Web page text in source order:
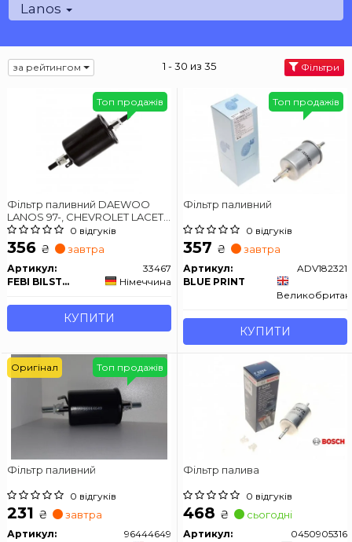
Lanos
за рейтингом 1 - 30 из 35 Фільтри
Фільтр паливний DAEWOO
LANOS 97-, CHEVROLET LACETTI
05- (вир-во FEBI)0 відгуків
356 ₴ завтра
Артикул:
33467
FEBI BILSTEIN
Німеччина
КУПИТИ
Топ продажів
Фільтр паливний
0 відгуків
357 ₴ завтра
Артикул:
ADV182321
BLUE PRINT
КУПИТИ
Топ продажів
Фільтр паливний
0 відгуків
231 ₴ завтра
Артикул:
96444649
Топ продажів
Оригінал
Фільтр палива
0 відгуків
468 ₴ сьогодні
Артикул:
0450905316